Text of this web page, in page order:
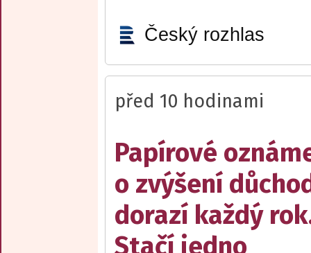
Český rozhlas
před 10 hodinami
Papírové
o zvýšení
dorazí každý
Stačí jedno